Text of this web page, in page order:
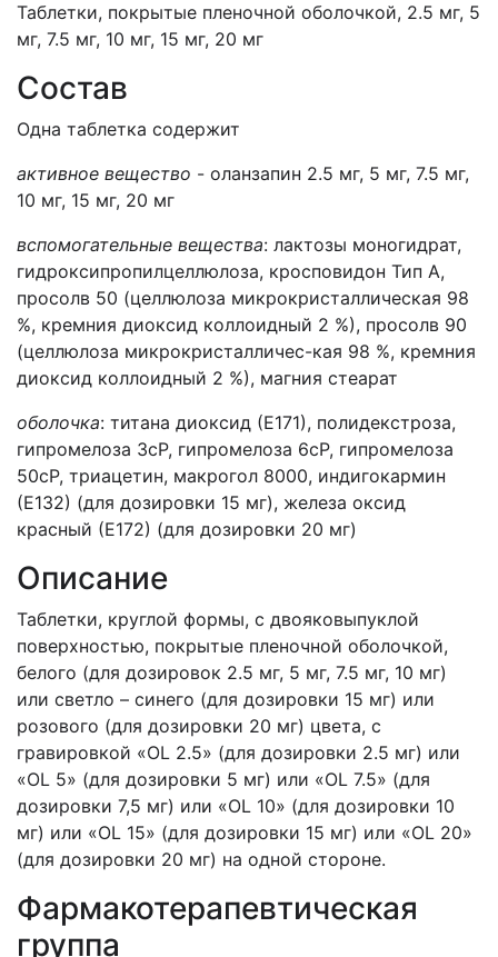
Таблетки, покрытые пленочной оболочкой, 2.5 мг, 5
мг, 7.5 мг, 10 мг, 15 мг, 20 мг
Состав
Одна таблетка содержит
активное вещество - оланзапин 2.5 мг, 5 мг, 7.5 мг,
10 мг, 15 мг, 20 мг
вспомогательные вещества: лактозы моногидрат,
гидроксипропилцеллюлоза, кросповидон Тип А,
просолв 50 (целлюлоза микрокристаллическая 98
%, кремния диоксид коллоидный 2 %), просолв 90
(целлюлоза микрокристалличес-кая 98 %, кремния
диоксид коллоидный 2 %), магния стеарат
оболочка: титана диоксид (Е171), полидекстроза,
гипромелоза 3сР, гипромелоза 6сР, гипромелоза
50сР, триацетин, макрогол 8000, индигокармин
(Е132) (для дозировки 15 мг), железа оксид
красный (Е172) (для дозировки 20 мг)
Описание
Таблетки, круглой формы, с двояковыпуклой
поверхностью, покрытые пленочной оболочкой,
белого (для дозировок 2.5 мг, 5 мг, 7.5 мг, 10 мг)
или светло – синего (для дозировки 15 мг) или
розового (для дозировки 20 мг) цвета, с
гравировкой «OL 2.5» (для дозировки 2.5 мг) или
«OL 5» (для дозировки 5 мг) или «OL 7.5» (для
дозировки 7,5 мг) или «OL 10» (для дозировки 10
мг) или «OL 15» (для дозировки 15 мг) или «OL 20»
(для дозировки 20 мг) на одной стороне.
Фармакотерапевтическая
группа